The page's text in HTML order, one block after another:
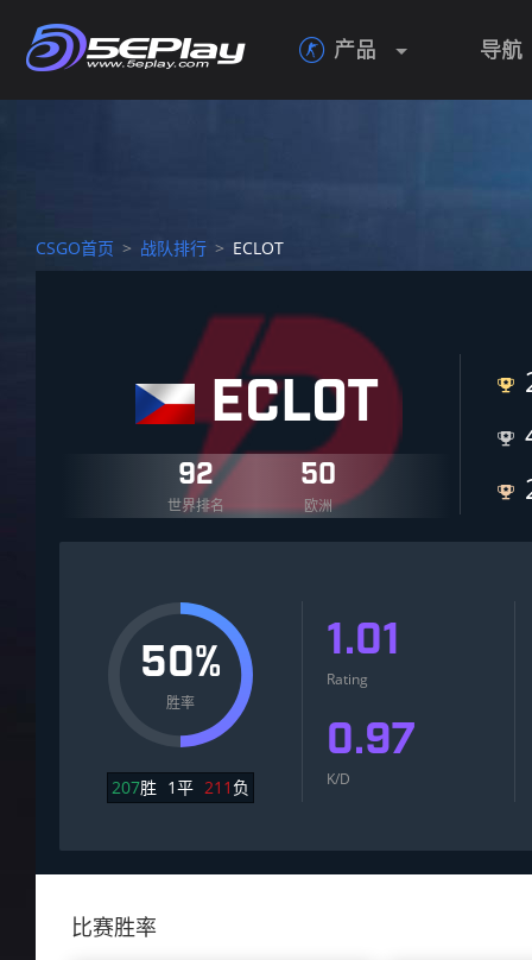
 产品 导航
CSGO首页 > 战队排行 > ECLOT
ECLOT
92
世界排名
50
欧洲



50%
胜率
207胜 1平 211 负
1.01
Rating
0.97
K/D
比赛胜率